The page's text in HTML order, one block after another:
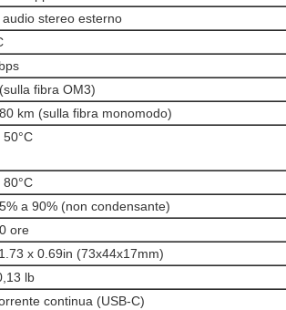
stereo esterno
fibra OM3)
km (sulla fibra monomodo)
a 90% (non condensante)
ore
x 0.69in (73x44x17mm)
lb
continua (USB-C)